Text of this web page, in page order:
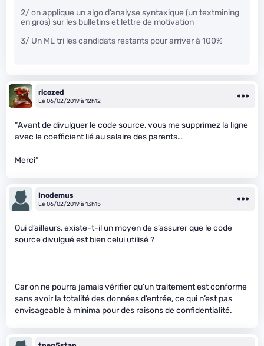
2/ on applique un algo d’analyse syntaxique (un textmining
en gros) sur les bulletins et lettre de motivation
3/ Un ML tri les candidats restants pour arriver à 100%
ricozed
Le 06/02/2019 à 12h12
“Avant de divulguer le code source, vous me supprimez la ligne
avec le coefficient lié au salaire des parents…
Merci”
Inodemus
Le 06/02/2019 à 13h15
Oui d’ailleurs, existe-t-il un moyen de s’assurer que le code
source divulgué est bien celui utilisé ?
Car on ne pourra jamais vérifier qu’un traitement est conforme
sans avoir la totalité des données d’entrée, ce qui n’est pas
envisageable à minima pour des raisons de confidentialité.